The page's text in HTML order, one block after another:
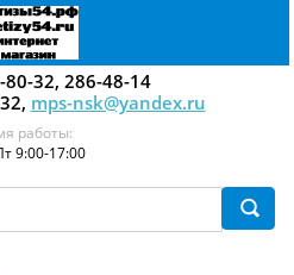
32, 286-48-14
mps-nsk@yandex.ru
работы:
9:00-17:00